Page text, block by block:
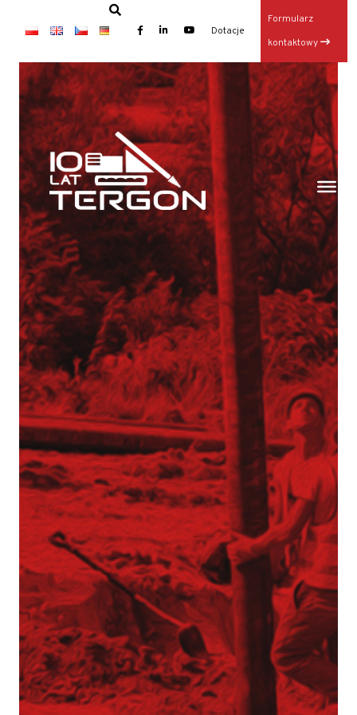
Dotacje
Formularz
kontaktowy×
Baza TERGON w dniu 14 lipca 2026
Wynajem maszyn
Jubileusz: 20-lecie KONKRET i 10-lecie TERGON
Operator Wiertnicy – Kotwiarki (K/M)
Galeria z otwarcia Bazy Sprzętu TERGON
Nasz najnowszy folder
Strona główna
Aktualności
Dotacje
Główna-old
Kariera
Młodszy mechanik / Serwisant maszyn
budowlanych (K/M)
Młodszy specjalista ds. bazy sprzętowej (K/M)
Praktyki (K/M) w Tergon!
Mechanik / serwisant (K/M)
Młodszy Inżynier Budowy (K/M)
Mechanik / serwisant maszyn budowlanych
(K/M)
Młodszy Inżynier Budowy (K/M)